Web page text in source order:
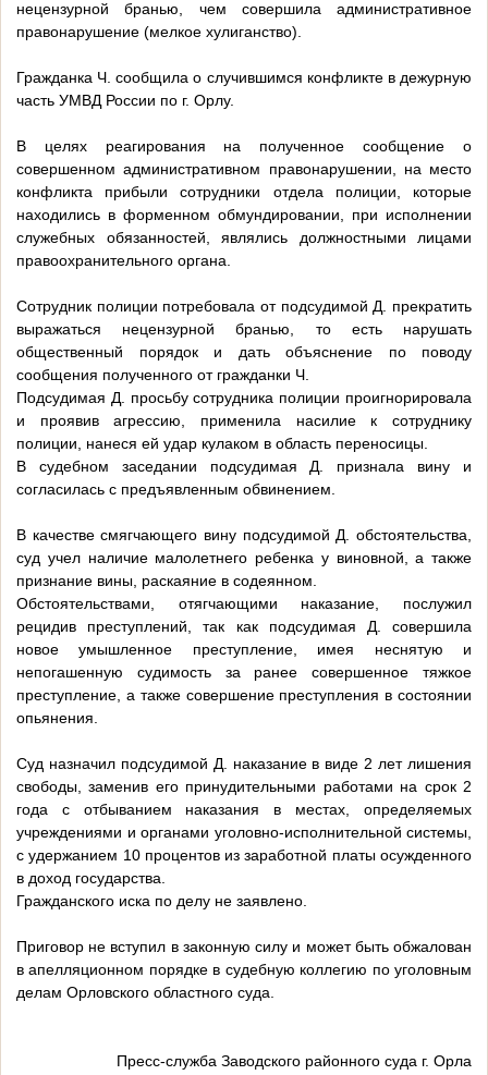
нецензурной бранью, чем совершила административное
правонарушение (мелкое хулиганство).
Гражданка Ч. сообщила о случившимся конфликте в дежурную
часть УМВД России по г. Орлу.
В целях реагирования на полученное сообщение о
совершенном административном правонарушении, на место
конфликта прибыли сотрудники отдела полиции, которые
находились в форменном обмундировании, при исполнении
служебных обязанностей, являлись должностными лицами
правоохранительного органа.
Сотрудник полиции потребовала от подсудимой Д. прекратить
выражаться нецензурной бранью, то есть нарушать
общественный порядок и дать объяснение по поводу
сообщения полученного от гражданки Ч.
Подсудимая Д. просьбу сотрудника полиции проигнорировала
и проявив агрессию, применила насилие к сотруднику
полиции, нанеся ей удар кулаком в область переносицы.
В судебном заседании подсудимая Д. признала вину и
согласилась с предъявленным обвинением.
В качестве смягчающего вину подсудимой Д. обстоятельства,
суд учел наличие малолетнего ребенка у виновной, а также
признание вины, раскаяние в содеянном.
Обстоятельствами, отягчающими наказание, послужил
рецидив преступлений, так как подсудимая Д. совершила
новое умышленное преступление, имея неснятую и
непогашенную судимость за ранее совершенное тяжкое
преступление, а также совершение преступления в состоянии
опьянения.
Суд назначил подсудимой Д. наказание в виде 2 лет лишения
свободы, заменив его принудительными работами на срок 2
года с отбыванием наказания в местах, определяемых
учреждениями и органами уголовно-исполнительной системы,
с удержанием 10 процентов из заработной платы осужденного
в доход государства.
Гражданского иска по делу не заявлено.
Приговор не вступил в законную силу и может быть обжалован
в апелляционном порядке в судебную коллегию по уголовным
делам Орловского областного суда.
Пресс-служба Заводского районного суда г. Орла